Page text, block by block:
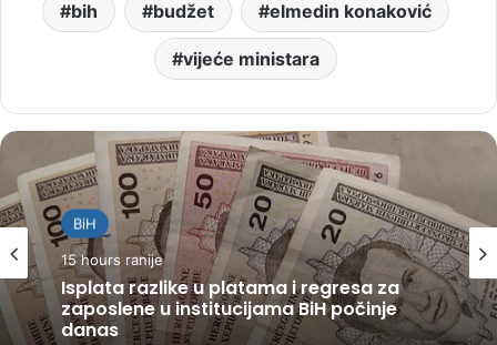
bih budžet elmedin konaković
vijeće ministara
BiH
15 hours ranije
Isplata razlike u platama i regresa za
zaposlene u institucijama BiH počinje
danas